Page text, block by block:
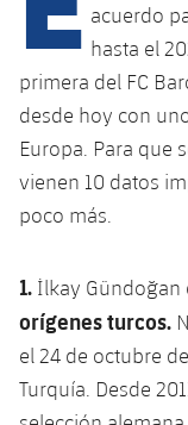
plusicon
más
Instalaciones
Spotify Camp
Estadi Johan
Barça Cafe
SUB13
SUB11 A
SUB11 B
SUB10 A
SUB10 B
SUB9 A
SUB13 B
SUB12 C
SUB11 C
Entradas
Gameday
Resultados
Jugadores
Fotos
Historia
Base
Barça Atlètic
Junior
Cadete A
Infantil B
Campus
PLUSICON
MÁS
plusicon
más
Entradas
Resultados
Barça Atlètic
plusicon
más
Calendario
Resultados
plusicon
más
Actualidad
Juvenil
PLUSICON
MÁS
Primer
acuerdo
hasta el
primera del FC
desde hoy con
Europa. Para que
vienen 10 datos
poco más.
1. İlkay Gündoğan
orígenes turcos.
el 24 de octubre
Turquía. Desde